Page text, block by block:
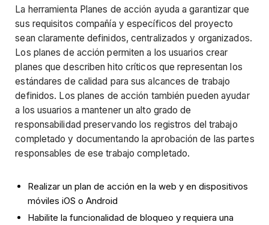
La herramienta Planes de acción ayuda a garantizar que
sus requisitos compañía y específicos del proyecto
sean claramente definidos, centralizados y organizados.
Los planes de acción permiten a los usuarios crear
planes que describen hito críticos que representan los
estándares de calidad para sus alcances de trabajo
definidos. Los planes de acción también pueden ayudar
a los usuarios a mantener un alto grado de
responsabilidad preservando los registros del trabajo
completado y documentando la aprobación de las partes
responsables de ese trabajo completado.
Realizar un plan de acción en la web y en dispositivos
móviles iOS o Android
Habilite la funcionalidad de bloqueo y requiera una